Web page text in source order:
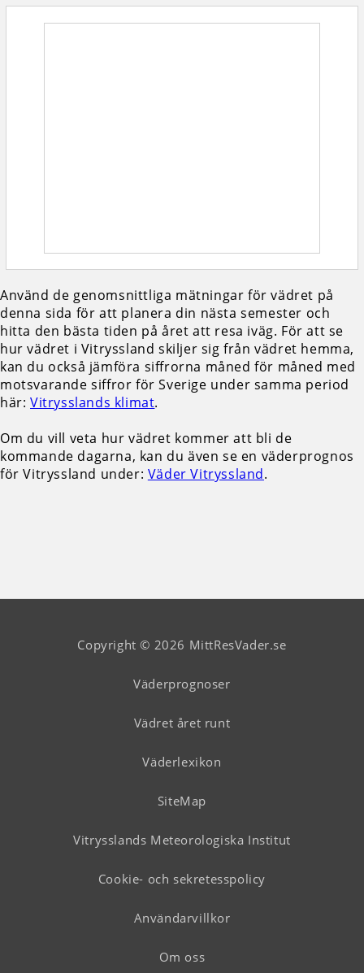
Använd de genomsnittliga mätningar för vädret på
denna sida för att planera din nästa semester och
hitta den bästa tiden på året att resa iväg. För att se
hur vädret i Vitryssland skiljer sig från vädret hemma,
kan du också jämföra siffrorna måned för måned med
motsvarande siffror för Sverige under samma period
här: Vitrysslands klimat.
Om du vill veta hur vädret kommer att bli de
kommande dagarna, kan du även se en väderprognos
för Vitryssland under: Väder Vitryssland.
Copyright © 2026 MittResVader.se
Väderprognoser
Vädret året runt
Väderlexikon
SiteMap
Vitrysslands Meteorologiska Institut
Cookie- och sekretesspolicy
Användarvillkor
Om oss